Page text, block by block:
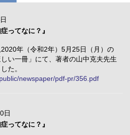
ってなに？』
年（令和2年）5月25日（月）の
い一冊」にて、著者の山中克夫先生
た。
newspaper/pdf-pr/356.pdf
日
ってなに？』